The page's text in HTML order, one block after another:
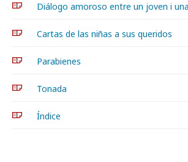
Diálogo amoroso entre un joven i
Cartas de las niñas a sus queridos
Parabienes
Tonada
Índice